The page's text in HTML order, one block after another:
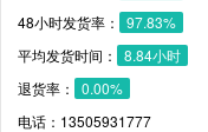
48小时发货率：
97.83%
平均发货时间：
8.84小时
退货率：
0.00%
电话：13505931777